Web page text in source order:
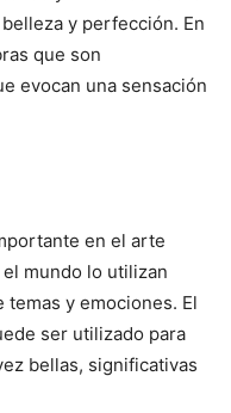
y perfección. En
que son
evocan una sensación
en el arte
mundo lo utilizan
temas y emociones. El
ser utilizado para
bellas, significativas